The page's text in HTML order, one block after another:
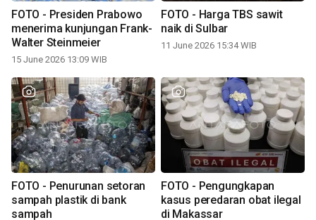
FOTO - Presiden Prabowo
menerima kunjungan Frank-
Walter Steinmeier
15 June 2026 13:09 WIB
FOTO - Harga TBS sawit
naik di Sulbar
11 June 2026 15:34 WIB
FOTO - Penurunan setoran
sampah plastik di bank
sampah
FOTO - Pengungkapan
kasus peredaran obat ilegal
di Makassar